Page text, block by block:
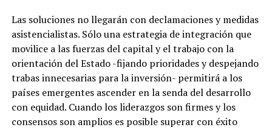
Las soluciones no llegarán con declamaciones y medidas
asistencialistas. Sólo una estrategia de integración que
movilice a las fuerzas del capital y el trabajo con la
orientación del Estado -fijando prioridades y despejando
trabas innecesarias para la inversión- permitirá a los
países emergentes ascender en la senda del desarrollo
con equidad. Cuando los liderazgos son firmes y los
consensos son amplios es posible superar con éxito